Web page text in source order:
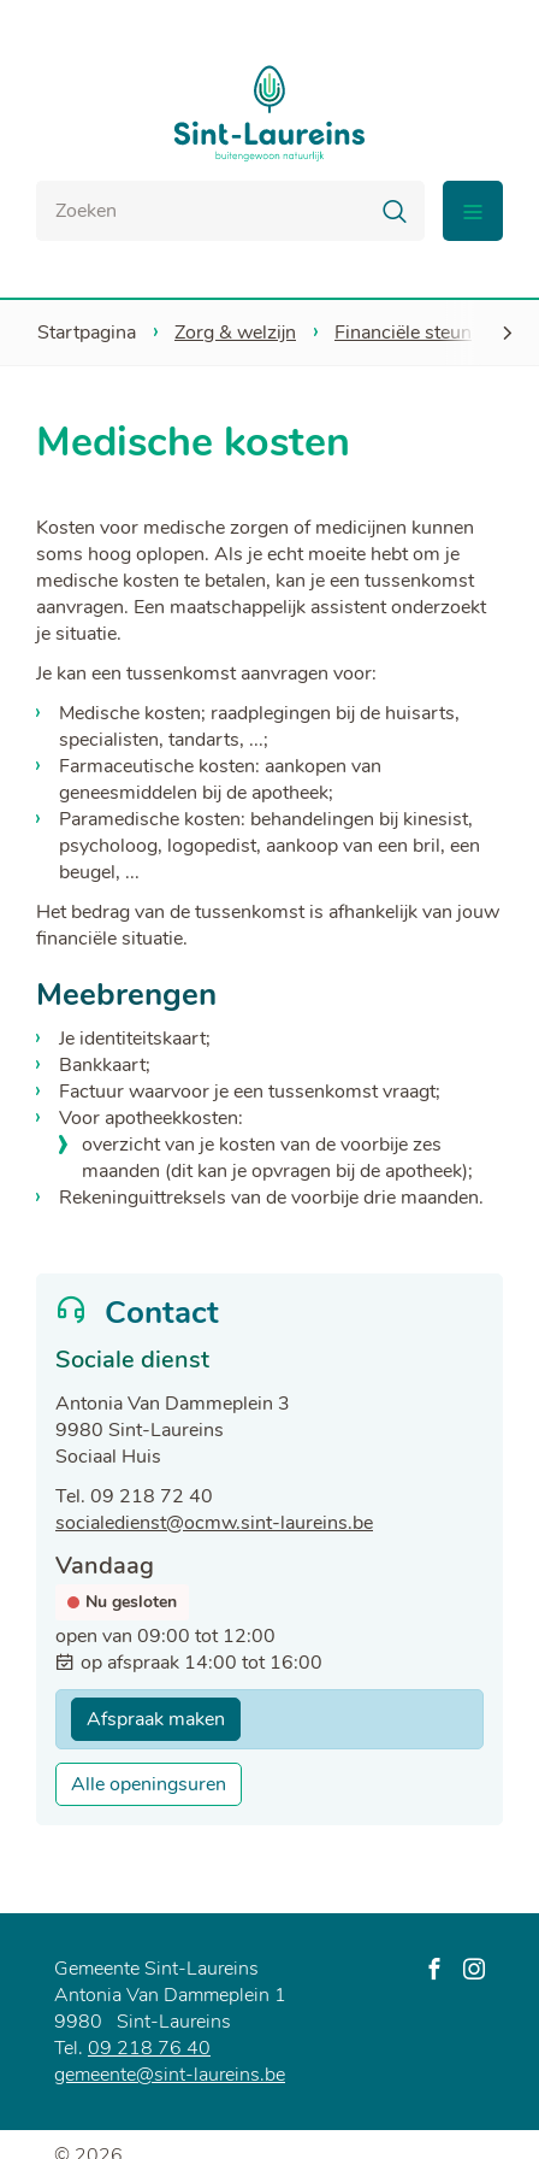
Naar
inhoud
menu
zoek
Zoeken
Startpagina Zorg & welzijn Financiële steun
Medische kosten
Kosten voor medische zorgen of medicijnen kunnen
soms hoog oplopen. Als je echt moeite hebt om je
medische kosten te betalen, kan je een tussenkomst
aanvragen. Een maatschappelijk assistent onderzoekt
je situatie.
Je kan een tussenkomst aanvragen voor:
Medische kosten; raadplegingen bij de huisarts,
specialisten, tandarts, ...;
Farmaceutische kosten: aankopen van
geneesmiddelen bij de apotheek;
Paramedische kosten: behandelingen bij kinesist,
psycholoog, logopedist, aankoop van een bril, een
beugel, ...
Het bedrag van de tussenkomst is afhankelijk van jouw
financiële situatie.
Meebrengen
Je identiteitskaart;
Bankkaart;
Factuur waarvoor je een tussenkomst vraagt;
Voor apotheekkosten:
overzicht van je kosten van de voorbije zes
maanden (dit kan je opvragen bij de apotheek);
Rekeninguittreksels van de voorbije drie maanden.
Contact
Sociale dienst
Adres
Antonia Van Dammeplein 3
,9980 Sint-Laureins
Sociaal Huis
Tel. 09 218 72 40
E-
socialedienst@ocmw.sint-laureins.be
Openingsuren
Vandaag
Nu gesloten
open van 09:00 tot 12:00
op afspraak 14:00 tot 16:00
Afspraak maken
Alle openingsuren
dienst
Gemeente Sint-Laureins
Adres
Antonia Van Dammeplein 1
9980 Sint-Laureins
Tel. 09 218 76 40
E-
gemeente@sint-laureins.be